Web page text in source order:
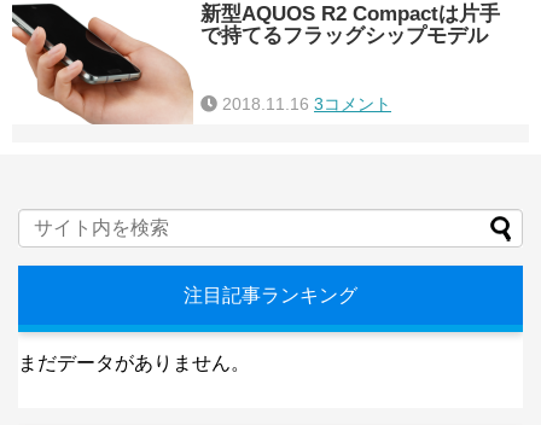
新型AQUOS R2 Compactは片手
で持てるフラッグシップモデル
2018.11.16 3コメント
注目記事ランキング
まだデータがありません。